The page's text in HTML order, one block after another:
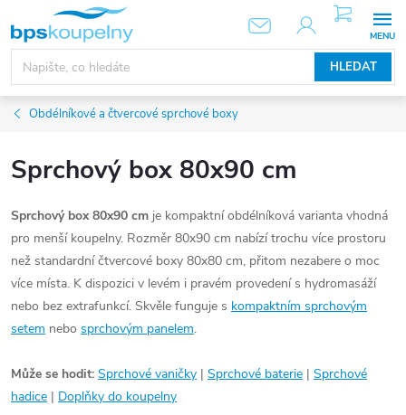
obsah
HLEDAT
NÁKUPNÍ
KOŠÍK
Obdélníkové a čtvercové sprchové boxy
Sprchový box 80x90 cm
Sprchový box 80x90 cm je kompaktní obdélníková varianta vhodná
pro menší koupelny. Rozměr 80x90 cm nabízí trochu více prostoru
než standardní čtvercové boxy 80x80 cm, přitom nezabere o moc
více místa. K dispozici v levém i pravém provedení s hydromasáží
nebo bez extrafunkcí. Skvěle funguje s kompaktním sprchovým
setem nebo sprchovým panelem.
Může se hodit: Sprchové vaničky | Sprchové baterie | Sprchové
hadice | Doplňky do koupelny